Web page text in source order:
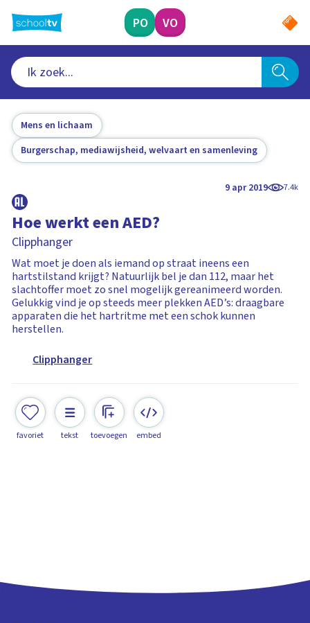
naar
hoofdinhoud
PO VO
Mens en lichaam
Burgerschap, mediawijsheid, welvaart en samenleving
9 apr 2019 7.4k
Hoe werkt een AED?
Clipphanger
Wat moet je doen als iemand op straat ineens een
hartstilstand krijgt? Natuurlijk bel je dan 112, maar het
slachtoffer moet zo snel mogelijk gereanimeerd worden.
Gelukkig vind je op steeds meer plekken AED’s: draagbare
apparaten die het hartritme met een schok kunnen
herstellen.
Clipphanger
favoriet tekst toevoegen embed